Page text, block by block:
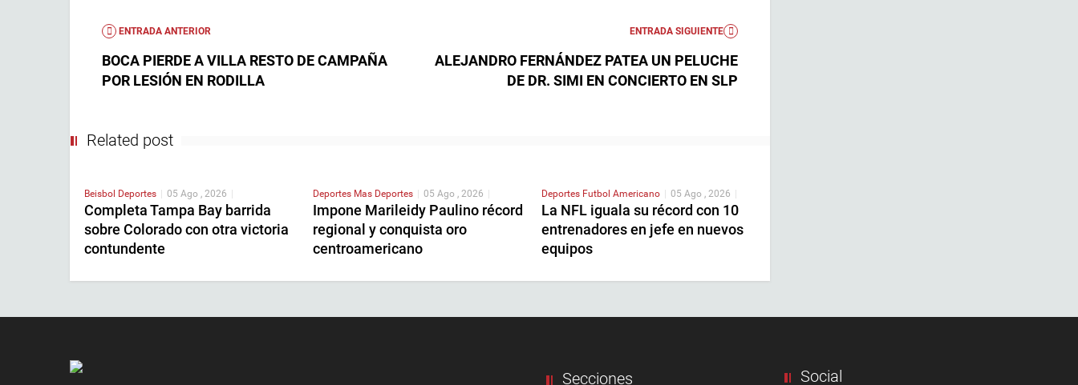
ENTRADA ANTERIOR
BOCA PIERDE A VILLA RESTO DE CAMPAÑA
POR LESIÓN EN RODILLA
ENTRADA SIGUIENTE
ALEJANDRO FERNÁNDEZ PATEA UN PELUCHE
DE DR. SIMI EN CONCIERTO EN SLP
Related post
Beisbol Deportes | 05 Ago , 2026 |
Completa Tampa Bay barrida
sobre Colorado con otra victoria
contundente
Deportes Mas Deportes | 05 Ago , 2026 |
Impone Marileidy Paulino récord
regional y conquista oro
centroamericano
Deportes Futbol Americano | 05 Ago , 2026 |
La NFL iguala su récord con 10
entrenadores en jefe en nuevos
equipos
Secciones Social